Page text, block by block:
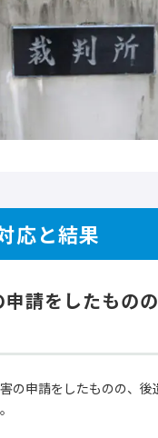
応と結果
請をしたもの
の申請をしたものの、後